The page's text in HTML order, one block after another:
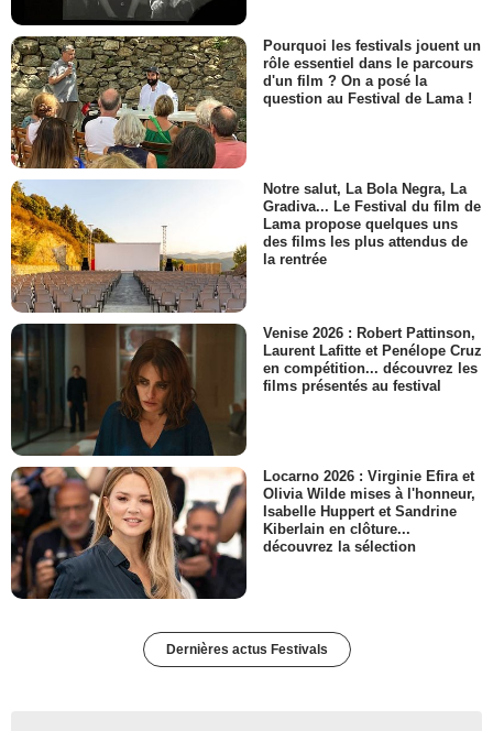
Pourquoi les festivals jouent un
rôle essentiel dans le parcours
d'un film ? On a posé la
question au Festival de Lama !
Notre salut, La Bola Negra, La
Gradiva... Le Festival du film de
Lama propose quelques uns
des films les plus attendus de
la rentrée
Venise 2026 : Robert Pattinson,
Laurent Lafitte et Penélope Cruz
en compétition... découvrez les
films présentés au festival
Locarno 2026 : Virginie Efira et
Olivia Wilde mises à l'honneur,
Isabelle Huppert et Sandrine
Kiberlain en clôture...
découvrez la sélection
Dernières actus Festivals